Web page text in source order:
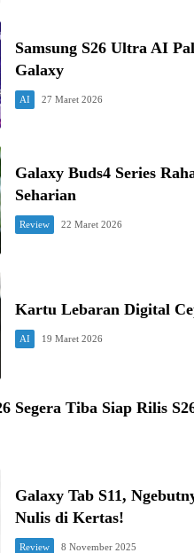
Samsung S26 Ultra AI
Galaxy
AI 27 Maret 2026
Galaxy Buds4 Series
Seharian
Review 22 Maret 2026
Kartu Lebaran Digital
AI 19 Maret 2026
Segera Tiba Siap Rilis
Galaxy Tab S11,
Nulis di Kertas!
Review 8 November 2025